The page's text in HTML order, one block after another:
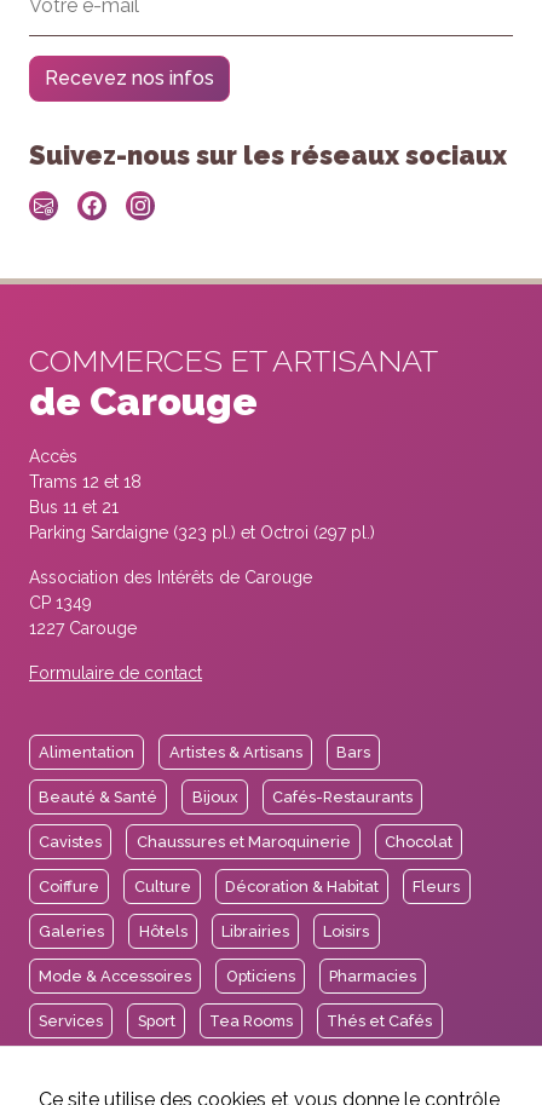
Recevez nos infos
Suivez-nous sur les réseaux sociaux
COMMERCES ET ARTISANAT
de Carouge
Accès
Trams 12 et 18
Bus 11 et 21
Parking Sardaigne (323 pl.) et Octroi (297 pl.)
Association des Intérêts de Carouge
CP 1349
1227 Carouge
Formulaire de contact
Alimentation Artistes & Artisans Bars
Beauté & Santé Bijoux Cafés-Restaurants
Cavistes Chaussures et Maroquinerie Chocolat
Coiffure Culture Décoration & Habitat Fleurs
Galeries Hôtels Librairies Loisirs
Mode & Accessoires Opticiens Pharmacies
Services Sport Tea Rooms Thés et Cafés
Ce site utilise des cookies et vous donne le contrôle